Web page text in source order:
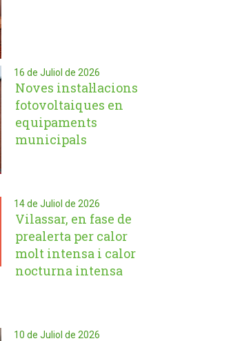
16 de Juliol de 2026
Noves instal·lacions
fotovoltaiques en
equipaments
municipals
14 de Juliol de 2026
Vilassar, en fase de
prealerta per calor
molt intensa i calor
nocturna intensa
10 de Juliol de 2026